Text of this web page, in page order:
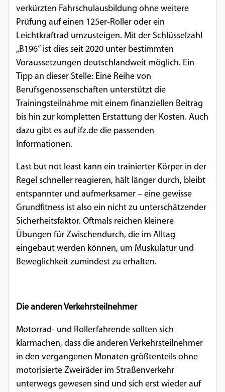
verkürzten Fahrschulausbildung ohne weitere
Prüfung auf einen 125er-Roller oder ein
Leichtkraftrad umzusteigen. Mit der Schlüsselzahl
„B196“ ist dies seit 2020 unter bestimmten
Voraussetzungen deutschlandweit möglich. Ein
Tipp an dieser Stelle: Eine Reihe von
Berufsgenossenschaften unterstützt die
Trainingsteilnahme mit einem finanziellen Beitrag
bis hin zur kompletten Erstattung der Kosten. Auch
dazu gibt es auf ifz.de die passenden
Informationen.
Last but not least kann ein trainierter Körper in der
Regel schneller reagieren, hält länger durch, bleibt
entspannter und aufmerksamer – eine gewisse
Grundfitness ist also ein nicht zu unterschätzender
Sicherheitsfaktor. Oftmals reichen kleinere
Übungen für Zwischendurch, die im Alltag
eingebaut werden können, um Muskulatur und
Beweglichkeit zumindest zu erhalten.
Die anderen Verkehrsteilnehmer
Motorrad- und Rollerfahrende sollten sich
klarmachen, dass die anderen Verkehrsteilnehmer
in den vergangenen Monaten größtenteils ohne
motorisierte Zweiräder im Straßenverkehr
unterwegs gewesen sind und sich erst wieder auf